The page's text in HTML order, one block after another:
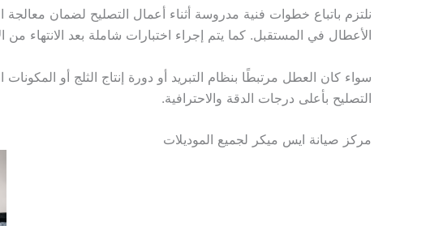
نلتزم باتباع خطوات فنية مدروسة أثناء أعمال التصليح لضمان معالجة
الأعطال في المستقبل. كما يتم إجراء اختبارات شاملة بعد الانتهاء
سواء كان العطل مرتبطًا بنظام التبريد أو دورة إنتاج الثلج أو
التصليح بأعلى درجات الدقة والاحترافية.
مركز صيانة ايس ميكر لجميع الموديلات